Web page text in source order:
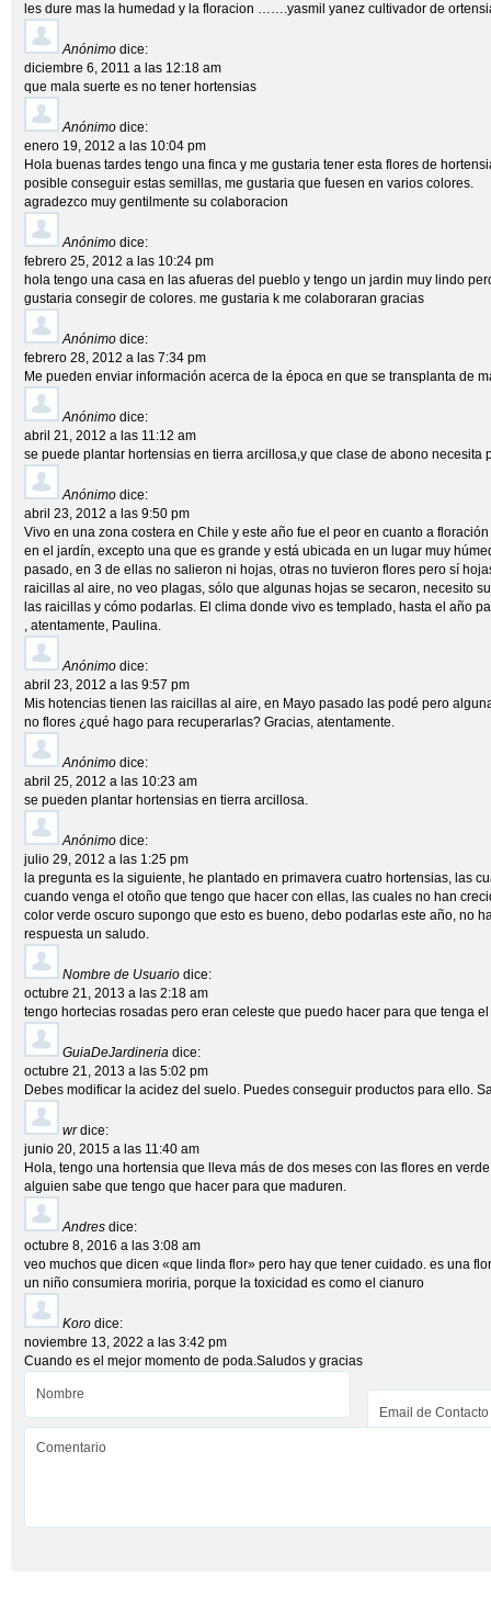
les dure mas la humedad y la floracion …….yasmil yanez cultivador de
Anónimo dice:
diciembre 6, 2011 a las 12:18 am
que mala suerte es no tener hortensias
Anónimo dice:
enero 19, 2012 a las 10:04 pm
Hola buenas tardes tengo una finca y me gustaria tener esta flores de
posible conseguir estas semillas, me gustaria que fuesen en varios colores.
agradezco muy gentilmente su colaboracion
Anónimo dice:
febrero 25, 2012 a las 10:24 pm
hola tengo una casa en las afueras del pueblo y tengo un jardin muy lindo
gustaria consegir de colores. me gustaria k me colaboraran gracias
Anónimo dice:
febrero 28, 2012 a las 7:34 pm
Me pueden enviar información acerca de la época en que se transplanta de
Anónimo dice:
abril 21, 2012 a las 11:12 am
se puede plantar hortensias en tierra arcillosa,y que clase de abono necesita
Anónimo dice:
abril 23, 2012 a las 9:50 pm
Vivo en una zona costera en Chile y este año fue el peor en cuanto a
en el jardín, excepto una que es grande y está ubicada en un lugar muy
pasado, en 3 de ellas no salieron ni hojas, otras no tuvieron flores pero sí
raicillas al aire, no veo plagas, sólo que algunas hojas se secaron, necesito
las raicillas y cómo podarlas. El clima donde vivo es templado, hasta el año
, atentamente, Paulina.
Anónimo dice:
abril 23, 2012 a las 9:57 pm
Mis hotencias tienen las raicillas al aire, en Mayo pasado las podé pero
no flores ¿qué hago para recuperarlas? Gracias, atentamente.
Anónimo dice:
abril 25, 2012 a las 10:23 am
se pueden plantar hortensias en tierra arcillosa.
Anónimo dice:
julio 29, 2012 a las 1:25 pm
la pregunta es la siguiente, he plantado en primavera cuatro hortensias, las
cuando venga el otoño que tengo que hacer con ellas, las cuales no han
color verde oscuro supongo que esto es bueno, debo podarlas este año, no
respuesta un saludo.
Nombre de Usuario dice:
octubre 21, 2013 a las 2:18 am
tengo hortecias rosadas pero eran celeste que puedo hacer para que tenga
GuiaDeJardineria dice:
octubre 21, 2013 a las 5:02 pm
Debes modificar la acidez del suelo. Puedes conseguir productos para ello.
wr dice:
junio 20, 2015 a las 11:40 am
Hola, tengo una hortensia que lleva más de dos meses con las flores en
alguien sabe que tengo que hacer para que maduren.
Andres dice:
octubre 8, 2016 a las 3:08 am
veo muchos que dicen «que linda flor» pero hay que tener cuidado. es una
un niño consumiera moriria, porque la toxicidad es como el cianuro
Koro dice:
noviembre 13, 2022 a las 3:42 pm
Cuando es el mejor momento de poda.Saludos y gracias